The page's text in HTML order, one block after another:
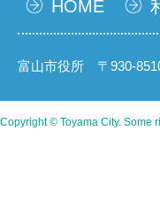
HOME
富山市役所 〒930-
Copyright © Toyama City. Some